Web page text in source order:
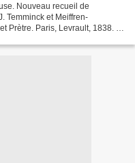
Nouveau recueil de
Temminck et Meiffren-
Prètre. Paris, Levrault, 1838. 5